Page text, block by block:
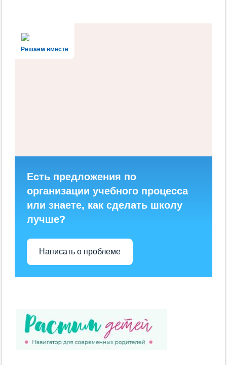
Решаем вместе
Есть предложения по
организации учебного процесса
или знаете, как сделать школу
лучше?
Написать о проблеме